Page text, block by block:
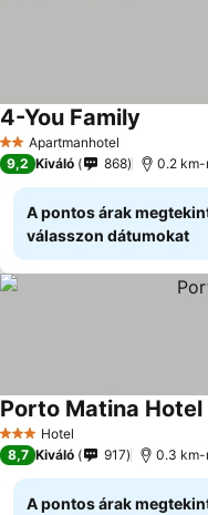
2 Kategória
Apartmanhotel
4-You Family
9,2 Kiváló 868 0.2 km-
A pontos árak
válasszon dátumokat
3 Kategória
Hotel
Porto Matina Hotel
8,7 Kiváló 917 0.3 km-
A pontos árak